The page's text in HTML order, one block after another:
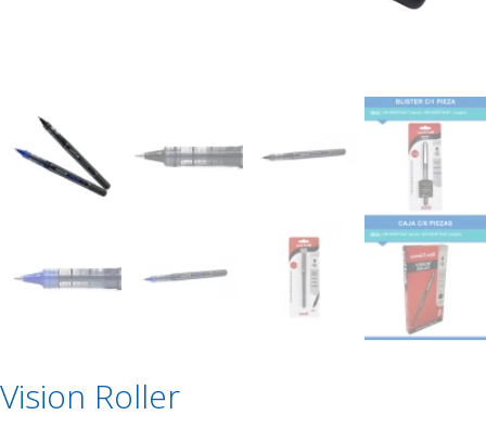
Vision Roller